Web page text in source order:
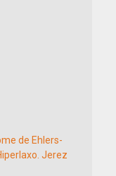
de Ehlers-
Jerez